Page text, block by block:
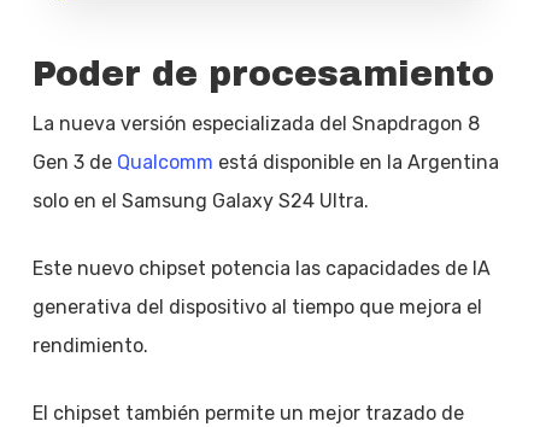
Poder de procesamiento
La nueva versión especializada del Snapdragon 8
Gen 3 de Qualcomm está disponible en la Argentina
solo en el Samsung Galaxy S24 Ultra.
Este nuevo chipset potencia las capacidades de IA
generativa del dispositivo al tiempo que mejora el
rendimiento.
El chipset también permite un mejor trazado de